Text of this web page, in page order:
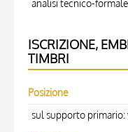
analisi tecnico-formale
ISCRIZIONE,
TIMBRI
Posizione
sul supporto primario: